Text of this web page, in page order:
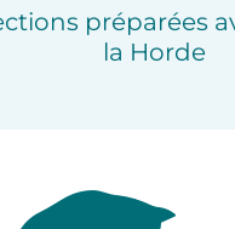
préparées
la Horde